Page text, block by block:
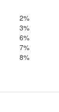
2%
3%
6%
7%
8%